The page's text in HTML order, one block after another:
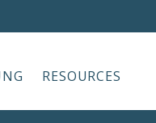
RESOURCES